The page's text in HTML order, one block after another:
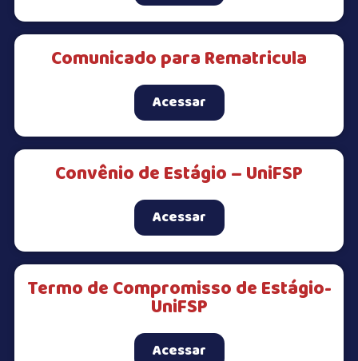
Comunicado para Rematricula
Acessar
Convênio de Estágio – UniFSP
Acessar
Termo de Compromisso de Estágio-
UniFSP
Acessar